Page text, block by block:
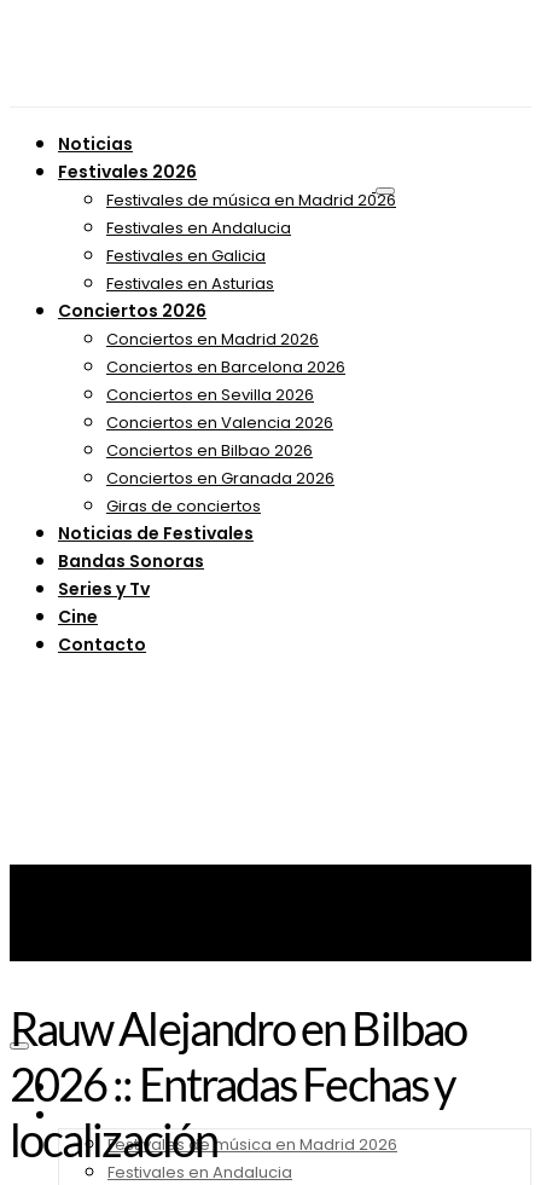
Noticias
Festivales 2026
Festivales de música en Madrid 2026
Festivales en Andalucia
Festivales en Galicia
Festivales en Asturias
Conciertos 2026
Conciertos en Madrid 2026
Conciertos en Barcelona 2026
Conciertos en Sevilla 2026
Conciertos en Valencia 2026
Conciertos en Bilbao 2026
Conciertos en Granada 2026
Giras de conciertos
Noticias de Festivales
Bandas Sonoras
Series y Tv
Cine
Contacto
Noticias
Festivales de música en Madrid 2026
Festivales en Andalucia
Rauw Alejandro en Bilbao
2026 :: Entradas Fechas y
localización